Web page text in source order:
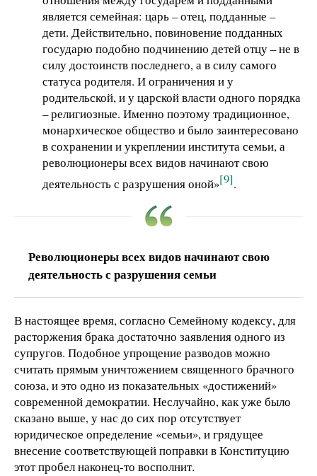
является семейная: царь – отец, подданные –
дети. Действительно, повиновение подданных
государю подобно подчинению детей отцу – не в
силу достоинств последнего, а в силу самого
статуса родителя. И ограничения и у
родительской, и у царской власти одного порядка
– религиозные. Именно поэтому традиционное,
монархическое общество и было заинтересовано
в сохранении и укреплении института семьи, а
революционеры всех видов начинают свою
деятельность с разрушения оной»[9].
Революционеры всех видов начинают свою
деятельность с разрушения семьи
В настоящее время, согласно Семейному кодексу, для
расторжения брака достаточно заявления одного из
супругов. Подобное упрощение разводов можно
считать прямым уничтожением священного брачного
союза, и это одно из показательных «достижений»
современной демократии. Неслучайно, как уже было
сказано выше, у нас до сих пор отсутствует
юридическое определение «семьи», и грядущее
внесение соответствующей поправки в Конституцию
этот пробел наконец-то восполнит.